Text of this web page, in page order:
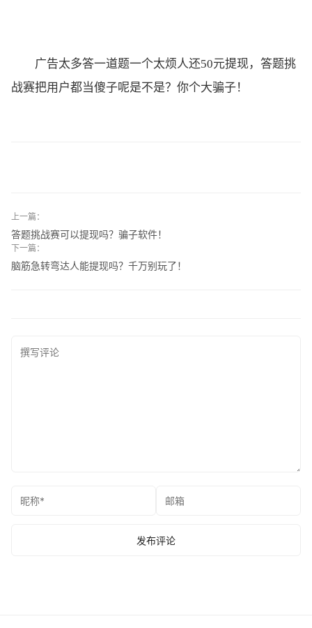
广告太多答一道题一个太烦人还50元提现，答题挑
战赛把用户都当傻子呢是不是？你个大骗子！
上一篇：
答题挑战赛可以提现吗？骗子软件！
下一篇：
脑筋急转弯达人能提现吗？千万别玩了！